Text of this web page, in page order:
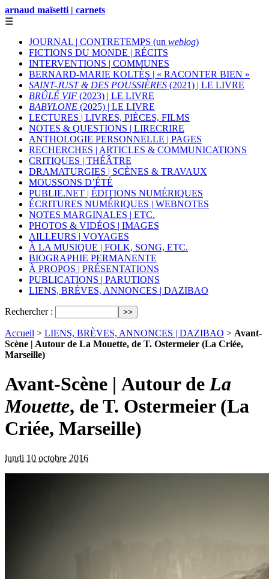
arnaud maïsetti | carnets
☰
JOURNAL | CONTRETEMPS (un weblog)
FICTIONS DU MONDE | RÉCITS
INTERVENTIONS | COMMUNES
BERNARD-MARIE KOLTÈS | « RACONTER BIEN »
SAINT-JUST & DES POUSSIÈRES (2021) | LE LIVRE
BRÛLÉ VIF (2023) | LE LIVRE
BABYLONE (2025) | LE LIVRE
LECTURES | LIVRES, PIÈCES, FILMS
NOTES & QUESTIONS | LIRECRIRE
ANTHOLOGIE PERSONNELLE | PAGES
RECHERCHES | ARTICLES & COMMUNICATIONS
CRITIQUES | THÉÂTRE
DRAMATURGIES | SCÈNES & TRAVAUX
MOUSSONS D’ÉTÉ
PUBLIE.NET | ÉDITIONS NUMÉRIQUES
ÉCRITURES NUMÉRIQUES | WEBNOTES
NOTES MARGINALES | ETC.
PHOTOS & VIDÉOS | IMAGES
AILLEURS | VOYAGES
À LA MUSIQUE | FOLK, SONG, ETC.
BIOGRAPHIE PERMANENTE
À PROPOS | PRÉSENTATIONS
PUBLICATIONS | PARUTIONS
LIENS, BRÈVES, ANNONCES | DAZIBAO
Rechercher :
Accueil > LIENS, BRÈVES, ANNONCES | DAZIBAO > Avant-
Scène | Autour de La Mouette, de T. Ostermeier (La Criée,
Marseille)
Avant-Scène | Autour deLa
Mouette, de T. Ostermeier (La
Criée, Marseille)
lundi 10 octobre 2016